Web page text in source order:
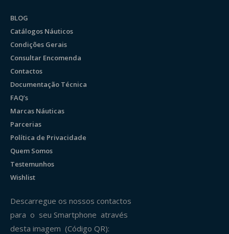
BLOG
Catálogos Náuticos
Condições Gerais
Consultar Encomenda
Contactos
Documentação Técnica
FAQ’s
Marcas Náuticas
Parcerias
Política de Privacidade
Quem Somos
Testemunhos
Wishlist
Descarregue os nossos contactos
para o seu Smartphone através
desta imagem (Código QR):